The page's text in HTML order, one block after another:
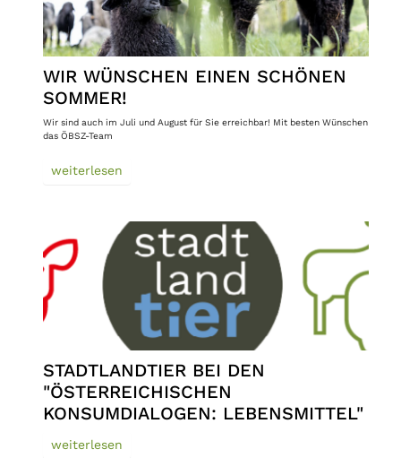
WIR WÜNSCHEN EINEN SCHÖNEN
SOMMER!
Wir sind auch im Juli und August für Sie erreichbar! Mit besten Wünschen
das ÖBSZ-Team
weiterlesen
STADTLANDTIER BEI DEN
"ÖSTERREICHISCHEN
KONSUMDIALOGEN: LEBENSMITTEL"
weiterlesen